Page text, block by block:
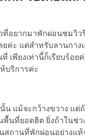
อยากมาพักผ่อนชมวิว
ยค่ะ แต่สำหรับลานกา
เพียงเท่านี้ก็เรียบร้อย
บริการค่ะ
แม้จะกว้างขวาง แต่ถ้
พื้นที่ยอดฮิต ยิ่งถ้าในช่ว
สถานที่พักผ่อนอย่างแ